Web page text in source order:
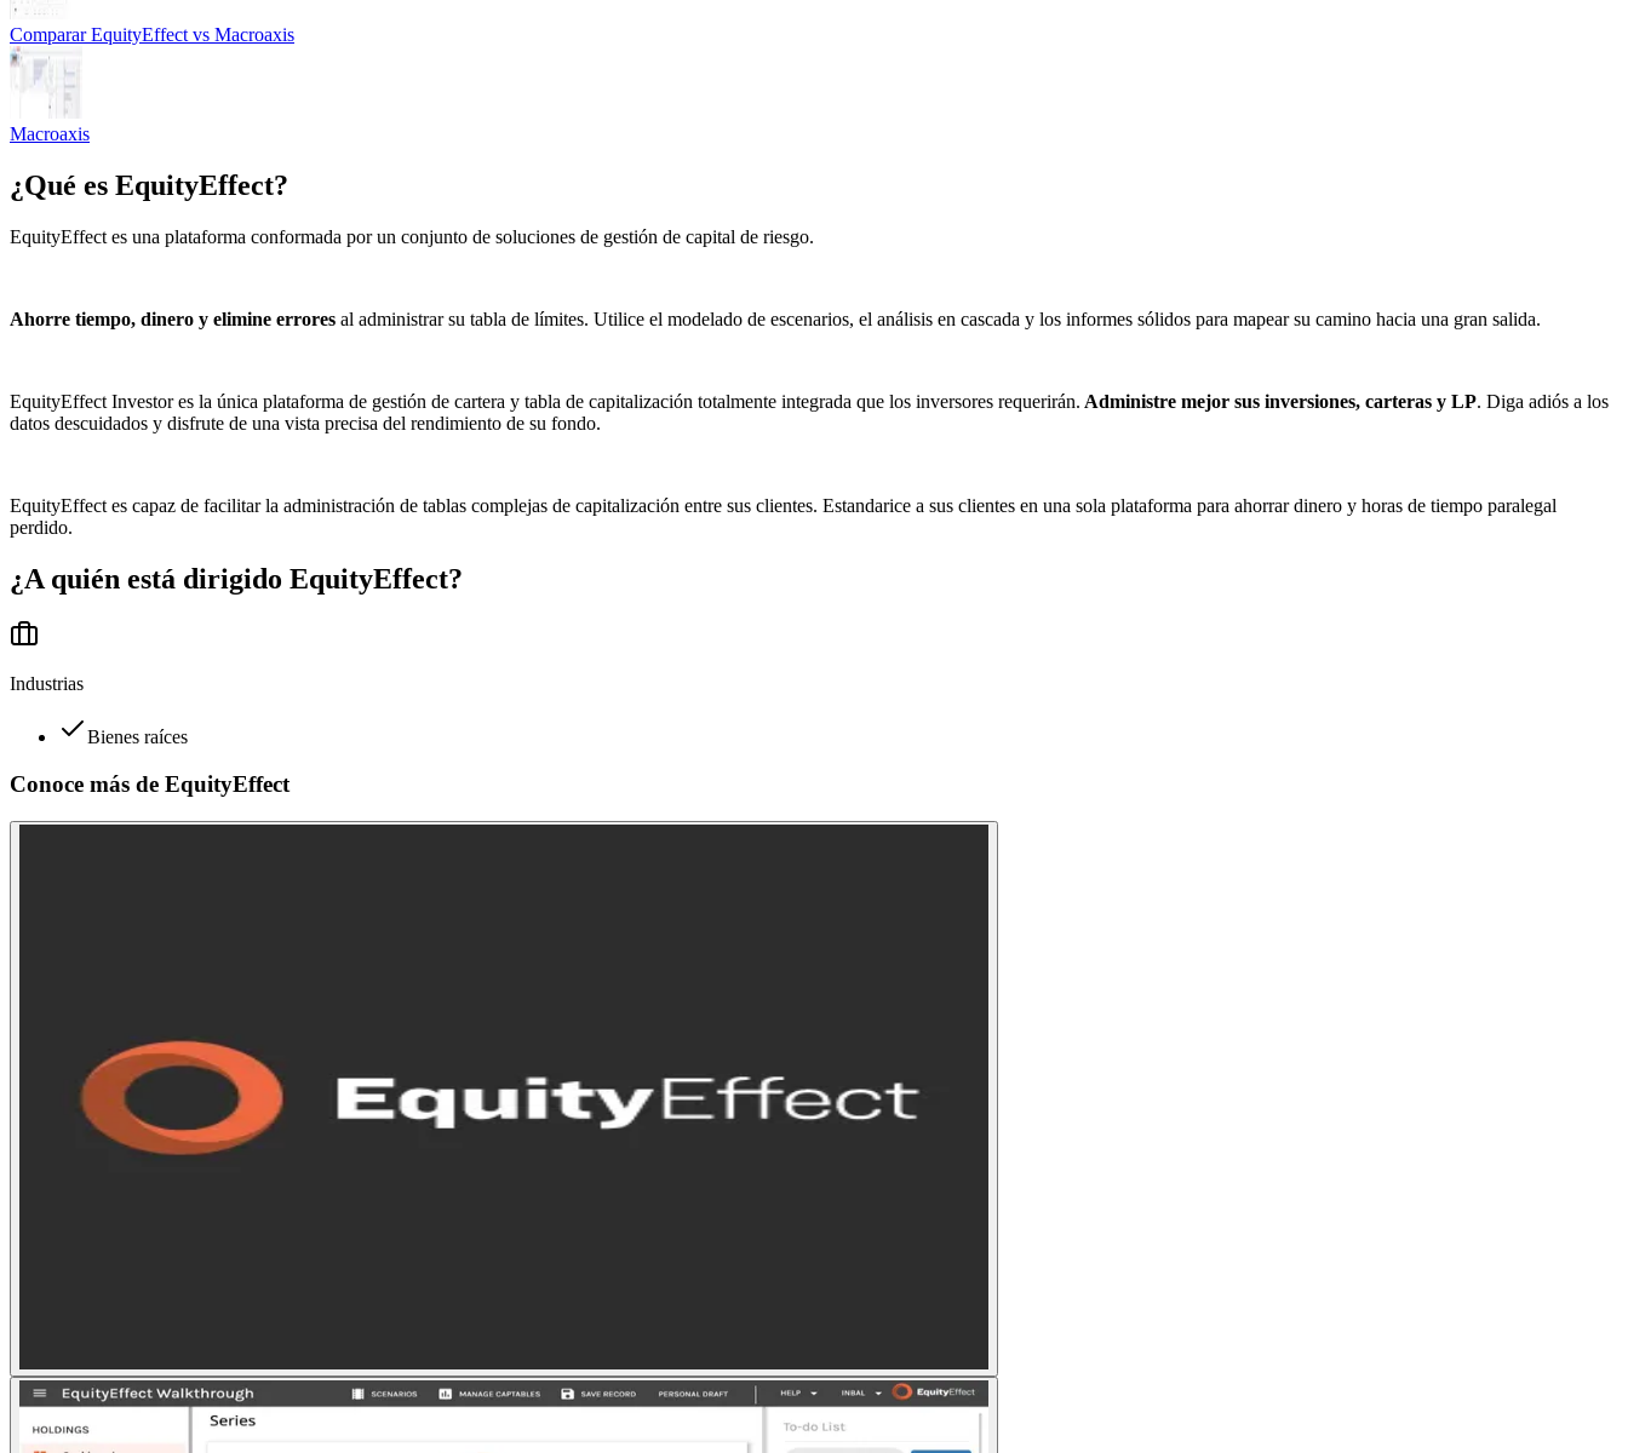
Comparar EquityEffectvs Macroaxis
Macroaxis
¿Qué es EquityEffect?
EquityEffect es una plataforma conformada por un conjunto de soluciones de gestión de capital de riesgo.
Ahorre tiempo, dinero y elimine errores al administrar su tabla de límites. Utilice el modelado de escenarios, el análisis en cascada y los informes sólidos para mapear su camino hacia una gran salida.
EquityEffect Investor es la única plataforma de gestión de cartera y tabla de capitalización totalmente integrada que los inversores requerirán. Administre mejor sus inversiones, carteras y LP. Diga adiós a los
datos descuidados y disfrute de una vista precisa del rendimiento de su fondo.
EquityEffect es capaz de facilitar la administración de tablas complejas de capitalización entre sus clientes. Estandarice a sus clientes en una sola plataforma para ahorrar dinero y horas de tiempo paralegal
perdido.
¿A quién está dirigido EquityEffect?
Industrias
Bienes raíces
Conoce más de EquityEffect